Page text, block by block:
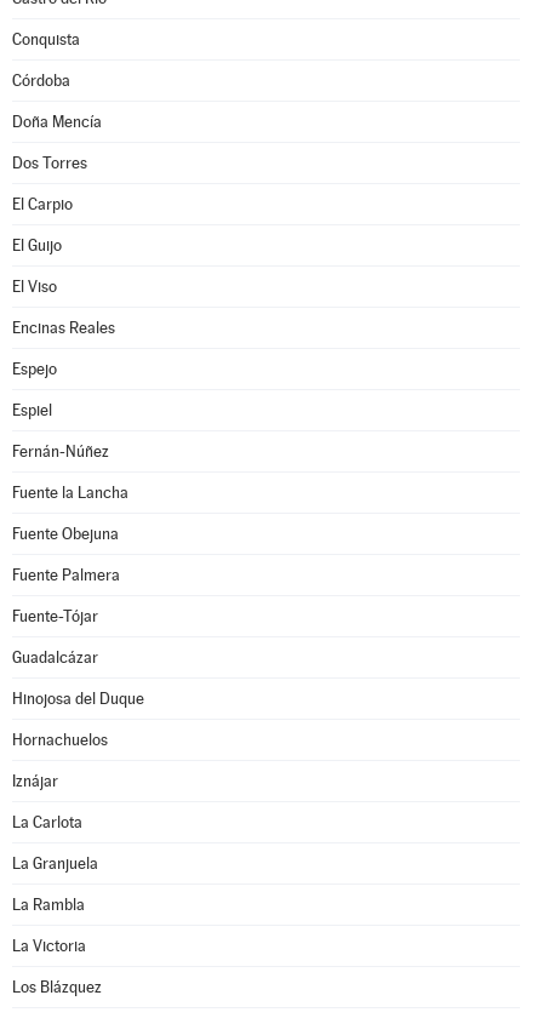
Conquista
Córdoba
Doña Mencía
Dos Torres
El Carpio
El Guijo
El Viso
Encinas Reales
Espejo
Espiel
Fernán-Núñez
Fuente la Lancha
Fuente Obejuna
Fuente Palmera
Fuente-Tójar
Guadalcázar
Hinojosa del Duque
Hornachuelos
Iznájar
La Carlota
La Granjuela
La Rambla
La Victoria
Los Blázquez